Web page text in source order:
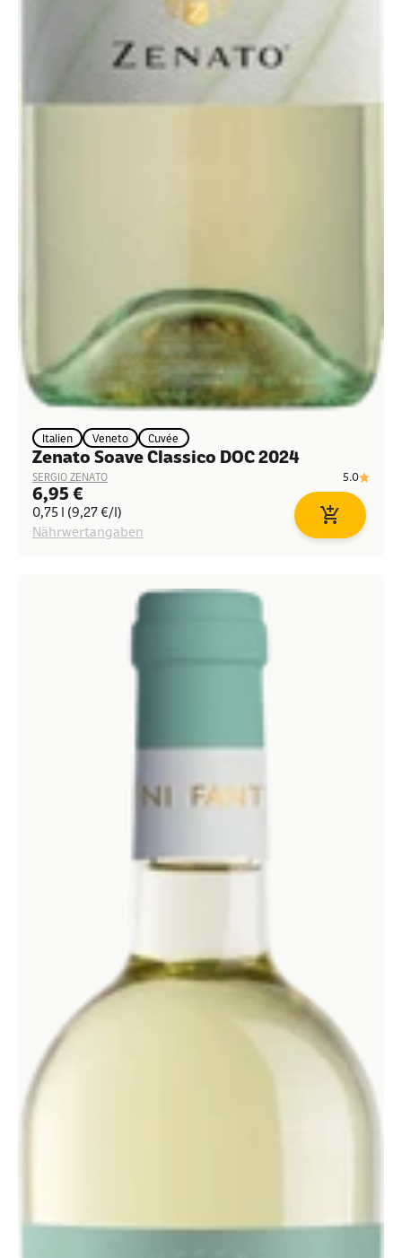
Italien Veneto Cuvée
Zenato Soave Classico DOC 2024
SERGIO ZENATO 5.0
Angebot
6,95 €
0,75 l (9,27 €/l)
Nährwertangaben
In den